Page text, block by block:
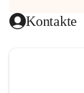
Kontakte